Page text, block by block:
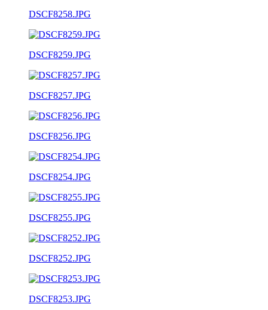
DSCF8258.JPG
DSCF8259.JPG
DSCF8257.JPG
DSCF8256.JPG
DSCF8254.JPG
DSCF8255.JPG
DSCF8252.JPG
DSCF8253.JPG